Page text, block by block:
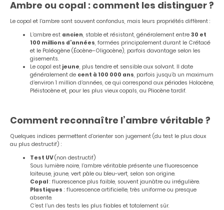
Ambre ou copal : comment les distinguer ?
Le copal et l’ambre sont souvent confondus, mais leurs propriétés diffèrent :
L’ambre est ancien , stable et résistant, généralement entre 30 et
100 millions d’années , formées principalement durant le Crétacé
et le Paléogène (Éocène–Oligocène), parfois davantage selon les
gisements.
Le copal est jeune , plus tendre et sensible aux solvant. Il date
généralement de cent à 100 000 ans , parfois jusqu’à un maximum
d’environ 1 million d’années, ce qui correspond aux périodes Holocène,
Pléistocène et, pour les plus vieux copals, au Pliocène tardif.
Comment reconnaître l’ambre véritable ?
Quelques indices permettent d’orienter son jugement (du test le plus doux
au plus destructif) :
Test UV(non destructif)
Sous lumière noire, l’ambre véritable présente une fluorescence
laiteuse, jaune, vert pâle ou bleu-vert, selon son origine.
Copal : fluorescence plus faible, souvent jaunâtre ou irrégulière.
Plastiques : fluorescence artificielle, très uniforme ou presque
absente.
C’est l’un des tests les plus fiables et totalement sûr.